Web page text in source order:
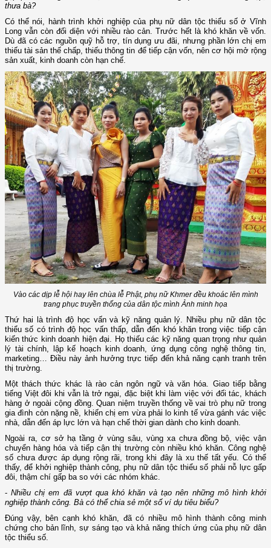
thưa bà?
Có thể nói, hành trình khởi nghiệp của phụ nữ dân tộc thiểu số ở Vĩnh
Long vẫn còn đối diện với nhiều rào cản. Trước hết là khó khăn về vốn.
Dù đã có các nguồn quỹ hỗ trợ, tín dụng ưu đãi, nhưng phần lớn chị em
thiếu tài sản thế chấp, thiếu thông tin để tiếp cận vốn, nên cơ hội mở rộng
sản xuất, kinh doanh còn hạn chế.
Vào các dịp lễ hội hay lên chùa lễ Phật, phụ nữ Khmer đều khoác lên mình
trang phục truyền thống của dân tộc mình Ảnh minh họa
Thứ hai là trình độ học vấn và kỹ năng quản lý. Nhiều phụ nữ dân tộc
thiểu số có trình độ học vấn thấp, dẫn đến khó khăn trong việc tiếp cận
kiến thức kinh doanh hiện đại. Họ thiếu các kỹ năng quan trọng như quản
lý tài chính, lập kế hoạch kinh doanh, ứng dụng công nghệ thông tin,
marketing… Điều này ảnh hưởng trực tiếp đến khả năng cạnh tranh trên
thị trường.
Một thách thức khác là rào cản ngôn ngữ và văn hóa. Giao tiếp bằng
tiếng Việt đôi khi vẫn là trở ngại, đặc biệt khi làm việc với đối tác, khách
hàng ở ngoài cộng đồng. Quan niệm truyền thống về vai trò phụ nữ trong
gia đình còn nặng nề, khiến chị em vừa phải lo kinh tế vừa gánh vác việc
nhà, dẫn đến áp lực lớn và hạn chế thời gian dành cho kinh doanh.
Ngoài ra, cơ sở hạ tầng ở vùng sâu, vùng xa chưa đồng bộ, việc vận
chuyển hàng hóa và tiếp cận thị trường còn nhiều khó khăn. Công nghệ
số chưa được áp dụng rộng rãi, trong khi đây là xu thế tất yếu. Có thể
thấy, để khởi nghiệp thành công, phụ nữ dân tộc thiểu số phải nỗ lực gấp
đôi, thậm chí gấp ba so với các nhóm khác.
-Nhiều chị em đã vượt qua khó khăn và tạo nên những mô hình khởi
nghiệp thành công. Bà có thể chia sẻ một số ví dụ tiêu biểu?
Đúng vậy, bên cạnh khó khăn, đã có nhiều mô hình thành công minh
chứng cho bản lĩnh, sự sáng tạo và khả năng thích ứng của phụ nữ dân
tộc thiểu số.